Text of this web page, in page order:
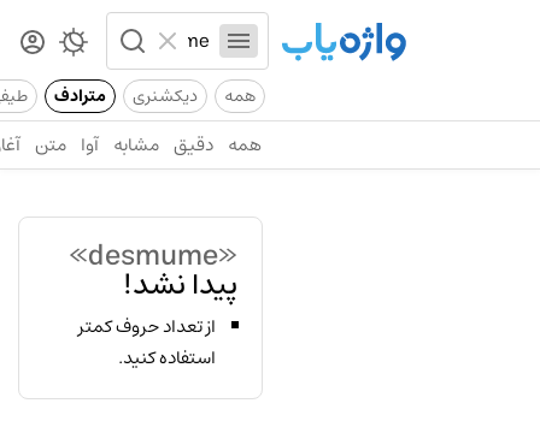
همه دیکشنری مترادف
همه دقیق مشابه آوا متن
«desmume»
پیدا نشد!
از تعداد حروف کمتر
استفاده کنید.